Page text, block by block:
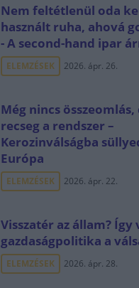
Nem feltétlenül oda
használt ruha, ahová
- A second-hand ipar
ELEMZÉSEK 2026. ápr. 26.
Még nincs
recseg a rendszer –
Kerozinválságba
Európa
ELEMZÉSEK 2026. ápr. 22.
Visszatér az állam?
gazdaságpolitika a
ELEMZÉSEK 2026. ápr. 28.